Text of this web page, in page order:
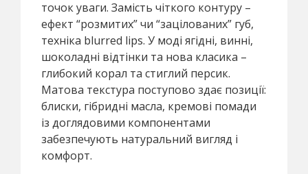
точок уваги. Замість чіткого контуру –
ефект “розмитих” чи “зацілованих” губ,
техніка blurred lips. У моді ягідні, винні,
шоколадні відтінки та нова класика –
глибокий корал та стиглий персик.
Матова текстура поступово здає позиції:
блиски, гібридні масла, кремові помади
із доглядовими компонентами
забезпечують натуральний вигляд і
комфорт.